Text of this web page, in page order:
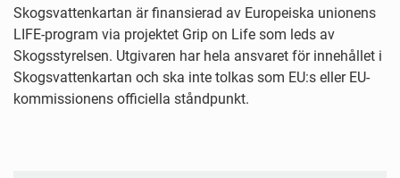
Skogsvattenkartan är finansierad av Europeiska unionens
LIFE-program via projektet Grip on Life som leds av
Skogsstyrelsen. Utgivaren har hela ansvaret för innehållet i
Skogsvattenkartan och ska inte tolkas som EU:s eller EU-
kommissionens officiella ståndpunkt.